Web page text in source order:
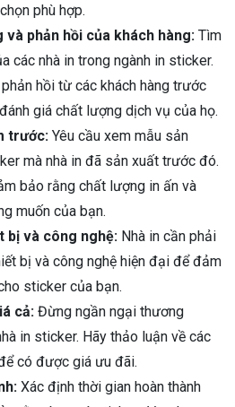
phù hợp.
và phản hồi của khách hàng: Tìm
các nhà in trong ngành in sticker.
hồi từ các khách hàng trước
giá chất lượng dịch vụ của họ.
trước: Yêu cầu xem mẫu sản
mà nhà in đã sản xuất trước đó.
bảo rằng chất lượng in ấn và
muốn của bạn.
bị và công nghệ: Nhà in cần phải
bị và công nghệ hiện đại để đảm
sticker của bạn.
cả: Đừng ngần ngại thương
in sticker. Hãy thảo luận về các
có được giá ưu đãi.
Xác định thời gian hoàn thành